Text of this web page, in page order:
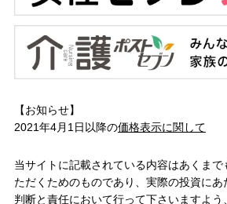
【お知らせ】
2021年4月1日以降の価格表示に関して
当サイトに記載されている内容はあくま
ただくためのものであり、実際の投資に
判断と責任において行って下さいますよう